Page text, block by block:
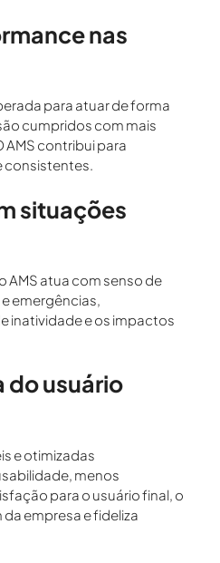
nas
para atuar de forma
cumpridos com mais
AMS contribui para
consistentes.
situações
AMS atua com senso de
emergências,
inatividade e os impactos
do usuário
e otimizadas
, menos
para o usuário final, o
empresa e fideliza